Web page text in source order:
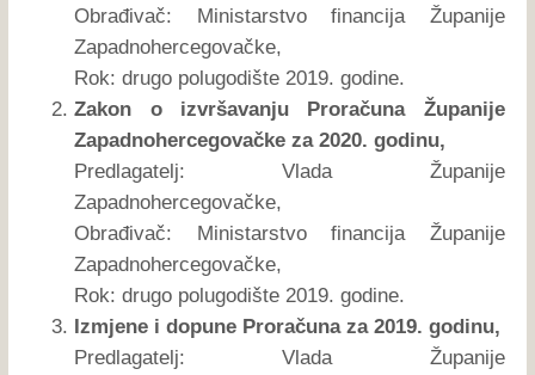
Obrađivač: Ministarstvo financija Županije
Zapadnohercegovačke,
Rok: drugo polugodište 2019. godine.
Zakon o izvršavanju Proračuna Županije
Zapadnohercegovačke za 2020. godinu,
Predlagatelj: Vlada Županije
Zapadnohercegovačke,
Obrađivač: Ministarstvo financija Županije
Zapadnohercegovačke,
Rok: drugo polugodište 2019. godine.
Izmjene i dopune Proračuna za 2019. godinu,
Predlagatelj: Vlada Županije